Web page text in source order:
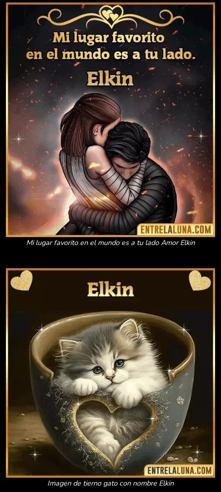
Mi lugar favorito en el mundo es a tu lado Amor Elkin
Imagen de tierno gato con nombre Elkin